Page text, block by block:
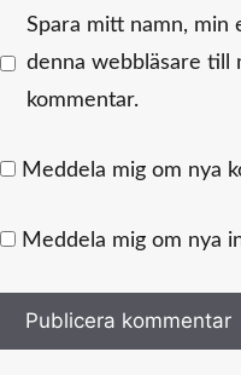
Spara mitt namn, min
denna webbläsare till
kommentar.
Meddela mig om nya
Meddela mig om nya